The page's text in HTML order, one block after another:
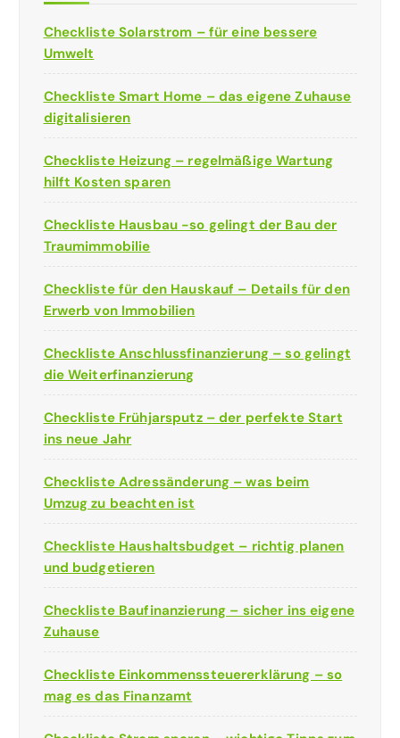
Checkliste Solarstrom – für eine bessere
Umwelt
Checkliste Smart Home – das eigene Zuhause
digitalisieren
Checkliste Heizung – regelmäßige Wartung
hilft Kosten sparen
Checkliste Hausbau -so gelingt der Bau der
Traumimmobilie
Checkliste für den Hauskauf – Details für den
Erwerb von Immobilien
Checkliste Anschlussfinanzierung – so gelingt
die Weiterfinanzierung
Checkliste Frühjarsputz – der perfekte Start
ins neue Jahr
Checkliste Adressänderung – was beim
Umzug zu beachten ist
Checkliste Haushaltsbudget – richtig planen
und budgetieren
Checkliste Baufinanzierung – sicher ins eigene
Zuhause
Checkliste Einkommenssteuererklärung – so
mag es das Finanzamt